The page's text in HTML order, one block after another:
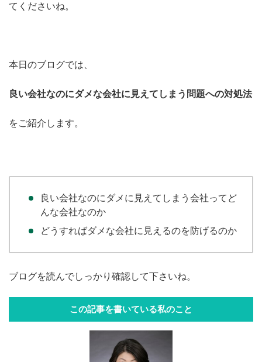
てくださいね。
本日のブログでは、
良い会社なのにダメな会社に見えてしまう問題への対処法
をご紹介します。
良い会社なのにダメに見えてしまう会社ってど
んな会社なのか
どうすればダメな会社に見えるのを防げるのか
ブログを読んでしっかり確認して下さいね。
この記事を書いている私のこと